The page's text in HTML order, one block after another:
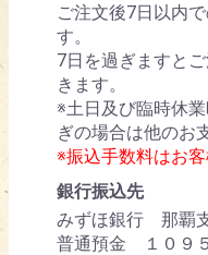
ご注文後7日以内
す。
7日を過ぎますと
きます。
※土日及び臨時休
ぎの場合は他のお
※振込手数料はお客
銀行振込先
みずほ銀行 那覇
普通預金 １０９